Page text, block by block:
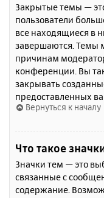
Закрытые темы —
пользователи
все находящиеся в
завершаются. Темы
причинам
конференции. Вы
закрывать
предоставленных
Вернуться к началу
Что такое
Значки тем — это
связанные с
содержание.